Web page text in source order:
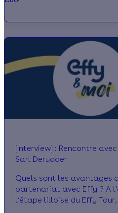
votre maison, à quel
[Interview] : Rencontre
Sarl Derudder
Quels sont les avantages
partenariat avec Effy ? A
l’étape lilloise du Effy